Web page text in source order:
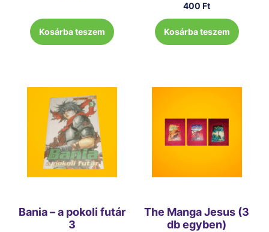
Kosárba teszem
400Ft
Kosárba teszem
Bania – a pokoli futár
3
The Manga Jesus (3
db egyben)